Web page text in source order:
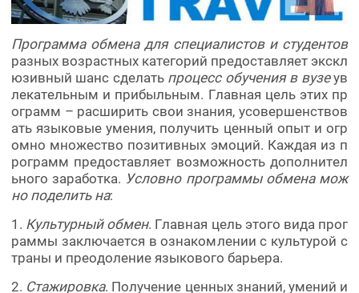
Программа обмена для специалистов и студентов
разных возрастных категорий предоставляет экскл
юзивный шанс сделать процесс обучения в вузеув
лекательным и прибыльным. Главная цель этих пр
ограмм – расширить свои знания, усовершенствов
ать языковые умения, получить ценный опыт и огр
омно множество позитивных эмоций. Каждая из п
рограмм предоставляет возможность дополнител
ьного заработка. Условно программы обмена мож
но поделить на:
1. Культурный обмен. Главная цель этого вида прог
раммы заключается в ознакомлении с культурой с
траны и преодоление языкового барьера.
2. Стажировка. Получение ценных знаний, умений и